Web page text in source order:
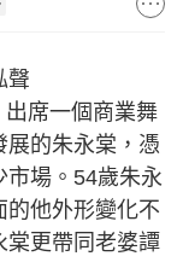
聲
出席一個商業舞
展的朱永棠，憑
市場。54歲朱永
的他外形變化不
棠更帶同老婆譚